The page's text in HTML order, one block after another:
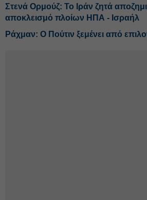
Στενά Ορμούζ: Το Ιράν ζητά
αποκλεισμό πλοίων ΗΠΑ - Ισραήλ
Ράχμαν: Ο Πούτιν ξεμένει από